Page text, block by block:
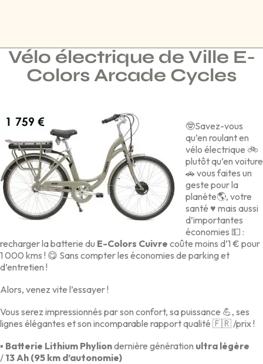
Vélo électrique de Ville E-
Colors Arcade Cycles
🤓Savez-vous
qu’en roulant en
vélo électrique 🚲
plutôt qu’en voiture
🚗 vous faites un
geste pour la
planète🌎, votre
santé ♥️ mais aussi
d’importantes
économies 💵 :
recharger la batterie du E-Colors Cuivre coûte moins d’1 € pour
1 000 kms ! 😋 Sans compter les économies de parking et
d’entretien !
Alors, venez vite l’essayer !
Vous serez impressionnés par son confort, sa puissance 💪, ses
lignes élégantes et son incomparable rapport qualité 🇫🇷 /prix !
▪ Batterie Lithium Phyliondernière génération ultra légère
/ 13 Ah (95 km d’autonomie)